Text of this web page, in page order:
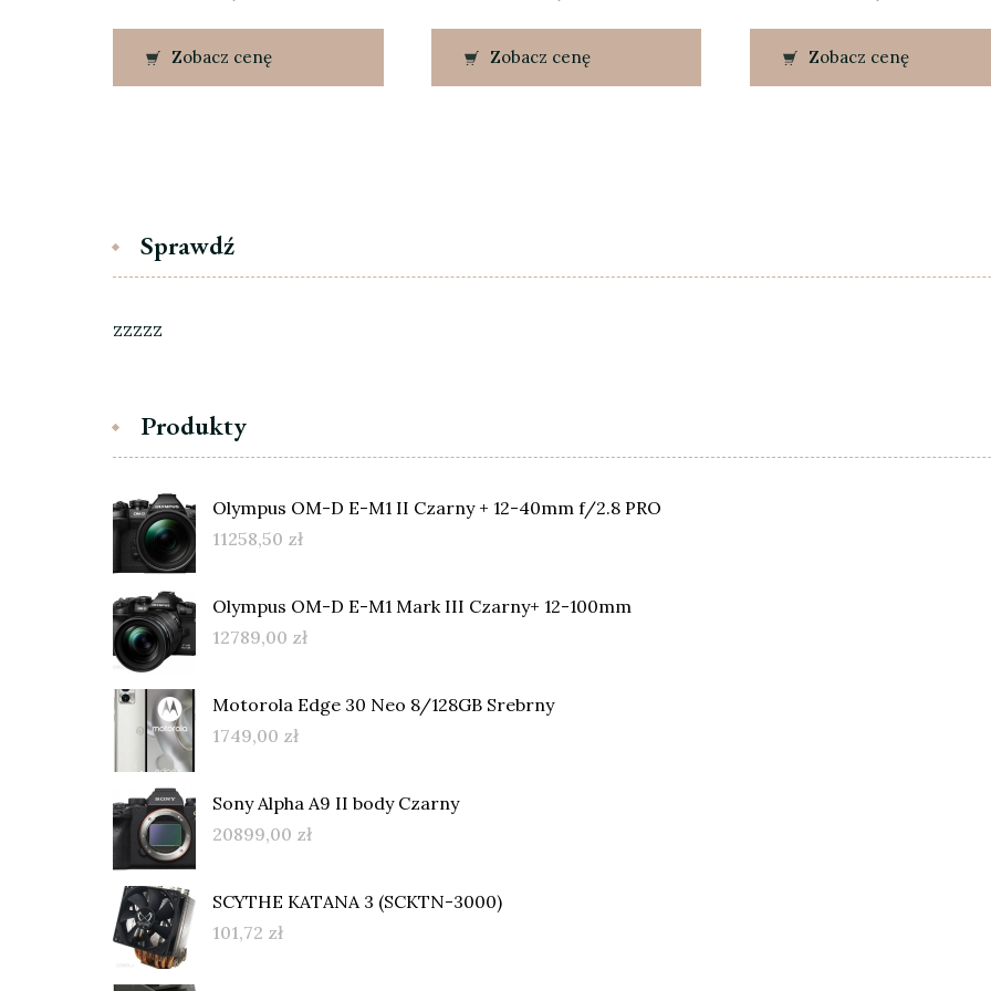
Zobacz cenę Zobacz cenę Zobacz cenę
Sprawdź
zzzzz
Produkty
Olympus OM-D E-M1 II Czarny + 12-40mm f/2.8 PRO
11258,50 zł
Olympus OM-D E-M1 Mark III Czarny+ 12-100mm
12789,00 zł
Motorola Edge 30 Neo 8/128GB Srebrny
1749,00 zł
Sony Alpha A9 II body Czarny
20899,00 zł
SCYTHE KATANA 3 (SCKTN-3000)
101,72 zł